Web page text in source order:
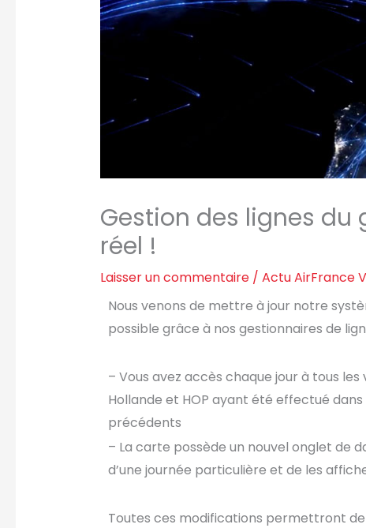
Gestion des lignes du
réel !
Laisser un commentaire / Actu AirFrance
Nous venons de mettre à jour notre
possible grâce à nos gestionnaires de
– Vous avez accès chaque jour à tous les
Hollande et HOP ayant été effectué dans
précédents
– La carte possède un nouvel onglet de
d’une journée particulière et de les
Toutes ces modifications permettront de